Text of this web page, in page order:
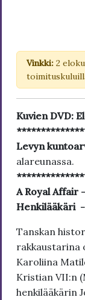
Vinkki: 2
Kuvien DVD:
Levyn
alareunassa.
A Royal
Henkilääkäri
Tanskan
rakkaustarina
Karoliina
Kristian VII:n
henkilääkärin